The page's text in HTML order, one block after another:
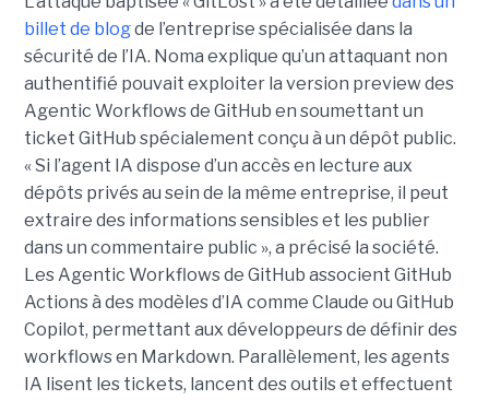
billet de blogde l’entreprise spécialisée dans la
sécurité de l’IA. Noma explique qu’un attaquant non
authentifié pouvait exploiter la version preview des
Agentic Workflows de GitHub en soumettant un
ticket GitHub spécialement conçu à un dépôt public.
« Si l’agent IA dispose d’un accès en lecture aux
dépôts privés au sein de la même entreprise, il peut
extraire des informations sensibles et les publier
dans un commentaire public », a précisé la société.
Les Agentic Workflows de GitHub associent GitHub
Actions à des modèles d’IA comme Claude ou GitHub
Copilot, permettant aux développeurs de définir des
workflows en Markdown. Parallèlement, les agents
IA lisent les tickets, lancent des outils et effectuent